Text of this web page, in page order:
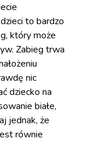
to bardzo
który może
Zabieg trwa
nic
dziecko na
białe,
jednak, że
równie